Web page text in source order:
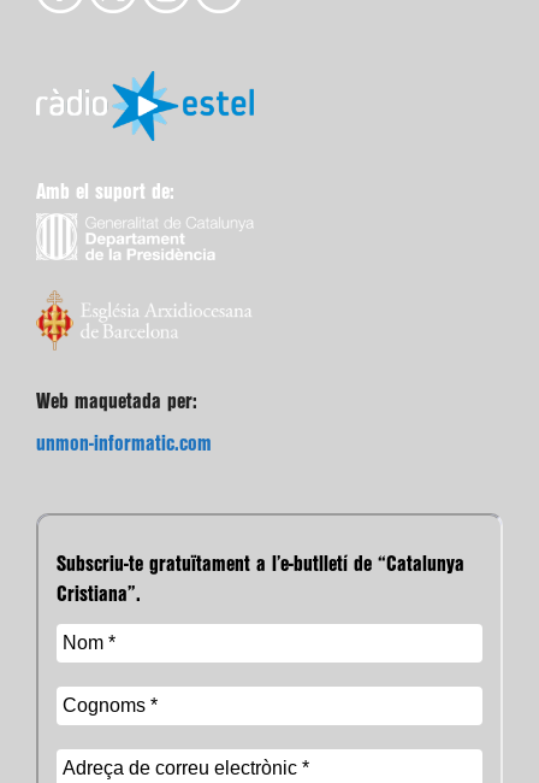
Amb el suport de:
Web maquetada per:
unmon-informatic.com
Subscriu-te gratuïtament a l’e-butlletí de “Catalunya
Cristiana”.